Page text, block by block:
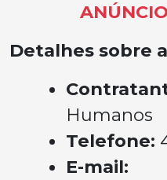
Detalhes sobre
Humanos
Telefone:
E-mail: